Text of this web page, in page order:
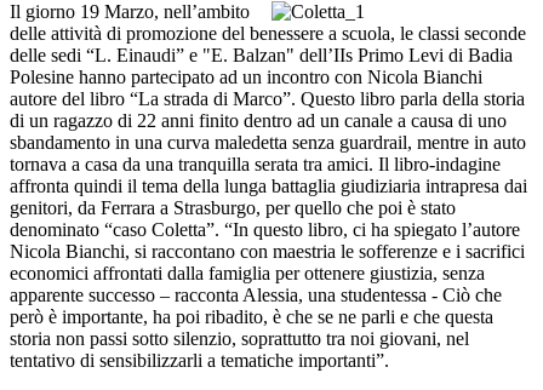
Il giorno 19 Marzo, nell’ambito
delle attività di promozione del benessere a scuola, le classi seconde
delle sedi “L. Einaudi” e "E. Balzan" dell’IIs Primo Levi di Badia
Polesine hanno partecipato ad un incontro con Nicola Bianchi
autore del libro “La strada di Marco”. Questo libro parla della storia
di un ragazzo di 22 anni finito dentro ad un canale a causa di uno
sbandamento in una curva maledetta senza guardrail, mentre in auto
tornava a casa da una tranquilla serata tra amici. Il libro-indagine
affronta quindi il tema della lunga battaglia giudiziaria intrapresa dai
genitori, da Ferrara a Strasburgo, per quello che poi è stato
denominato “caso Coletta”. “In questo libro, ci ha spiegato l’autore
Nicola Bianchi, si raccontano con maestria le sofferenze e i sacrifici
economici affrontati dalla famiglia per ottenere giustizia, senza
apparente successo – racconta Alessia, una studentessa - Ciò che
però è importante, ha poi ribadito, è che se ne parli e che questa
storia non passi sotto silenzio, soprattutto tra noi giovani, nel
tentativo di sensibilizzarli a tematiche importanti”.